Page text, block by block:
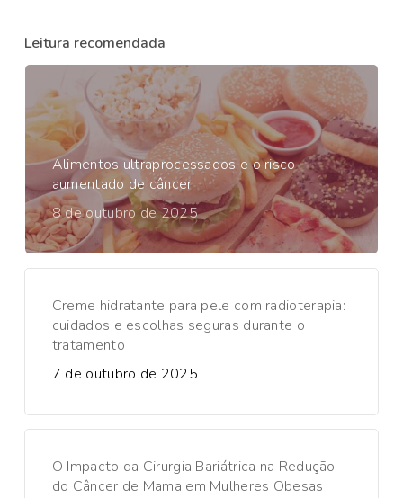
Leitura recomendada
Alimentos ultraprocessados e o risco
aumentado de câncer
8 de outubro de 2025
Creme hidratante para pele com radioterapia:
cuidados e escolhas seguras durante o
tratamento
7 de outubro de 2025
O Impacto da Cirurgia Bariátrica na Redução
do Câncer de Mama em Mulheres Obesas